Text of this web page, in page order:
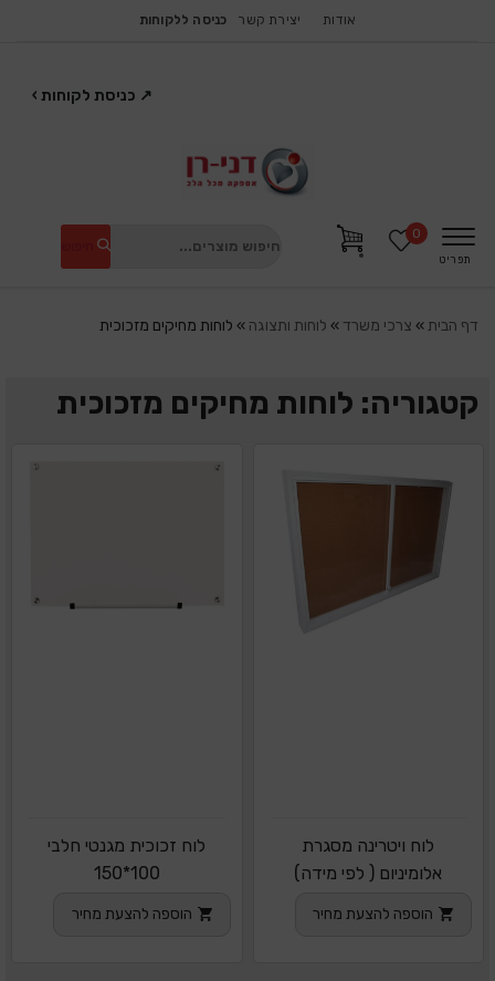
אודות יצירת קשר כניסה ללקוחות
↗ כניסת לקוחות ›
תפריט
0
דף הבית» צרכי משרד » לוחות ותצוגה » לוחות מחיקים מזכוכית
קטגוריה: לוחות מחיקים מזכוכית
לוח ויטרינה מסגרת
אלומיניום ( לפי מידה)
הוספה להצעת מחיר
לוח זכוכית מגנטי חלבי
100*150
הוספה להצעת מחיר